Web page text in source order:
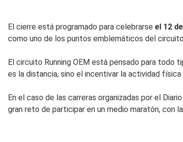
El cierre está programado para celebrarse el 12
como uno de los puntos emblemáticos del
El circuito Running OEM está pensado para todo
es la distancia, sino el incentivar la actividad
En el caso de las carreras organizadas por el
gran reto de participar en un medio maratón, con